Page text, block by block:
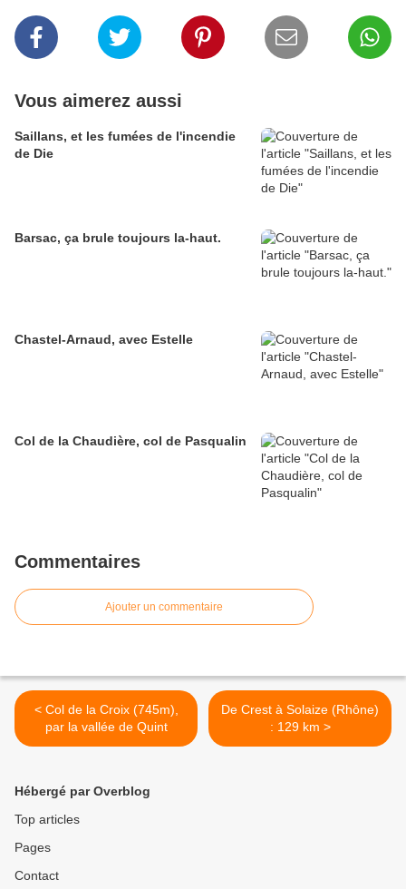
Vous aimerez aussi
Saillans, et les fumées de l'incendie
de Die
Barsac, ça brule toujours la-haut.
Chastel-Arnaud, avec Estelle
Col de la Chaudière, col de Pasqualin
Commentaires
Ajouter un commentaire
< Col de la Croix (745m),
par la vallée de Quint
De Crest à Solaize (Rhône)
: 129 km >
Hébergé par Overblog
Top articles
Pages
Contact